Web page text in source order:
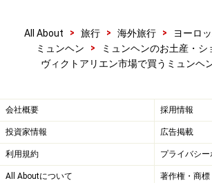
All About > 旅行 > 海外旅行 > ヨーロ
ミュンヘン
> ミュンヘンのお土産・シ
ヴィクトアリエン市場で買うミュンヘ
会社概要 採用情報
投資家情報 広告掲載
利用規約 プライバシー
All Aboutについて 著作権・商標